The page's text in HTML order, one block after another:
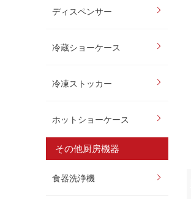
ディスペンサー
冷蔵ショーケース
冷凍ストッカー
ホットショーケース
その他厨房機器
食器洗浄機